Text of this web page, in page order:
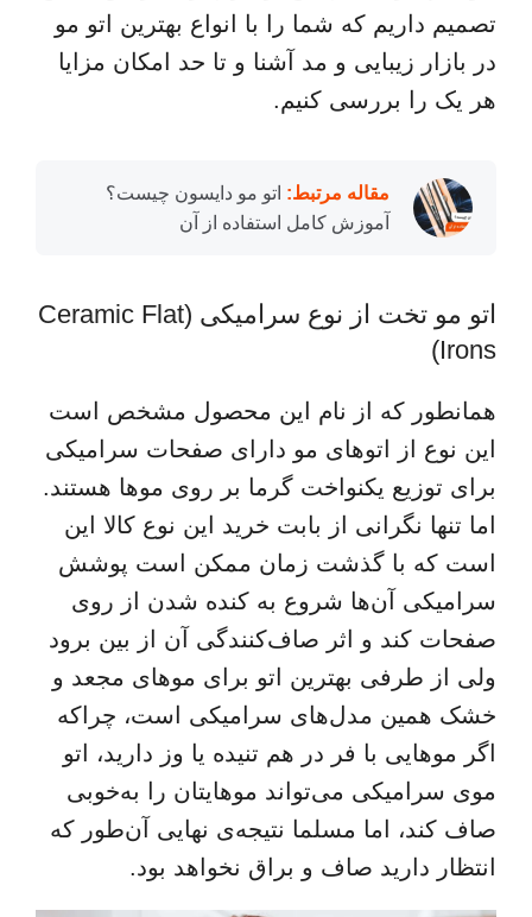
تصمیم داریم که شما را با انواع بهترین اتو مو
در بازار زیبایی و مد آشنا و تا حد امکان مزایا
هر یک را بررسی کنیم.
مقاله مرتبط: اتو مو دایسون چیست؟
آموزش کامل استفاده از آن
اتو مو تخت از نوع سرامیکی (Ceramic Flat
Irons)
همانطور که از نام این محصول مشخص است
این نوع از اتوهای مو دارای صفحات سرامیکی
برای توزیع یکنواخت گرما بر روی موها هستند.
اما تنها نگرانی از بابت خرید این نوع کالا این
است که با گذشت زمان ممکن است پوشش
سرامیکی آن‌ها شروع به کنده شدن از روی
صفحات کند و اثر صاف‌کنندگی آن از بین برود
ولی از طرفی بهترین اتو برای موهای مجعد و
خشک همین مدل‌های سرامیکی است، چراکه
اگر موهایی با فر در هم تنیده یا وز دارید، اتو
موی سرامیکی می‌تواند موهایتان را به‌خوبی
صاف کند، اما مسلما نتیجه‌ی نهایی آن‌طور که
انتظار دارید صاف و براق نخواهد بود.